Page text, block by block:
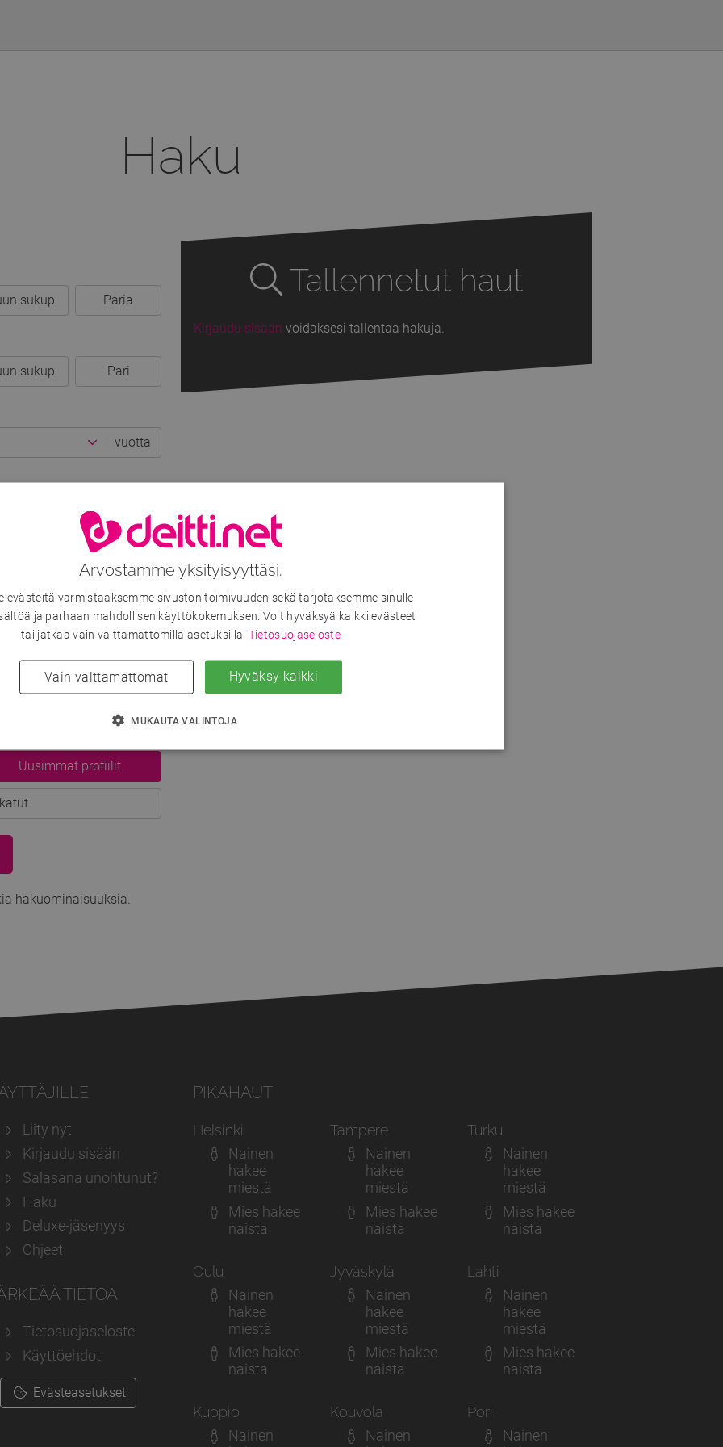
Haku
sukup. Paria
sukup. Pari
vuotta
Matkaseuraksi
Etsintäkuulutus!
Uusimmat profiilit
hakuominaisuuksia.
Tallennetut haut
Kirjaudu sisään voidaksesi tallentaa hakuja.
Liity nyt
Kirjaudu sisään
Salasana unohtunut?
Haku
Deluxe-jäsenyys
Ohjeet
TIETOA
Tietosuojaseloste
Käyttöehdot
Evästeasetukset
PIKAHAUT
Helsinki
Nainen
hakee
miestä
Mies hakee
naista
Tampere
Nainen
hakee
miestä
Mies hakee
naista
Turku
Nainen
hakee
miestä
Mies hakee
naista
Oulu
Nainen
hakee
miestä
Mies hakee
naista
Jyväskylä
Nainen
hakee
miestä
Mies hakee
naista
Lahti
Nainen
hakee
miestä
Mies hakee
naista
Kuopio
Nainen
Kouvola
Nainen
Pori
Nainen
Arvostamme yksityisyyttäsi.
evästeitä varmistaaksemme sivuston toimivuuden sekä tarjotaksemme sinulle
ja parhaan mahdollisen käyttökokemuksen. Voit hyväksyä kaikki evästeet
tai jatkaa vain välttämättömillä asetuksilla. Tietosuojaseloste
Hyväksy kaikki
Vain välttämättömät
MUKAUTA VALINTOJA